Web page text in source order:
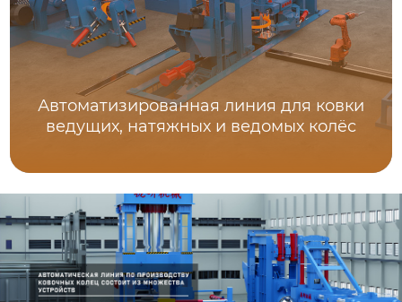
Автоматизированная линия для ковки
ведущих, натяжных и ведомых колёс